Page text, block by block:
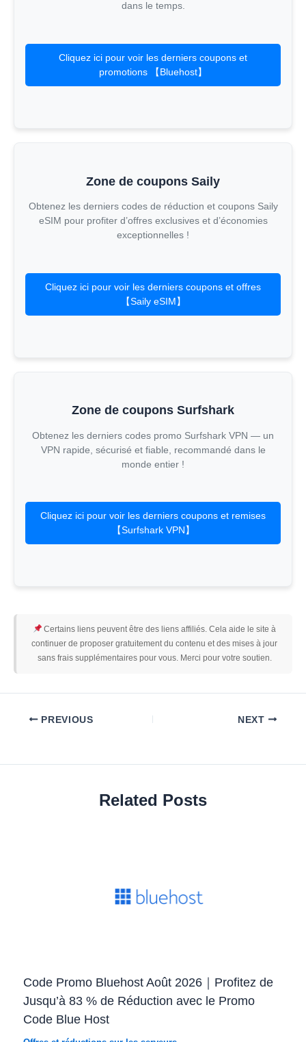
dans le temps.
Cliquez ici pour voir les derniers coupons et
promotions 【Bluehost】
Zone de coupons Saily
Obtenez les derniers codes de réduction et coupons Saily
eSIM pour profiter d’offres exclusives et d’économies
exceptionnelles !
Cliquez ici pour voir les derniers coupons et offres
【Saily eSIM】
Zone de coupons Surfshark
Obtenez les derniers codes promo Surfshark VPN — un
VPN rapide, sécurisé et fiable, recommandé dans le
monde entier !
Cliquez ici pour voir les derniers coupons et remises
【Surfshark VPN】
Certains liens peuvent être des liens affiliés. Cela aide le site à
continuer de proposer gratuitement du contenu et des mises à jour
sans frais supplémentaires pour vous. Merci pour votre soutien.
PREVIOUS NEXT
Related Posts
Code Promo Bluehost Août 2026｜Profitez de
Jusqu’à 83 % de Réduction avec le Promo
Code Blue Host